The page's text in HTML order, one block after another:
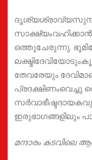
ഒത്തുചേരുന്നു.
തേവരേയും
ഇരുഭാഗങ്ങളിലും
മന്ദാരം കടവിലെ